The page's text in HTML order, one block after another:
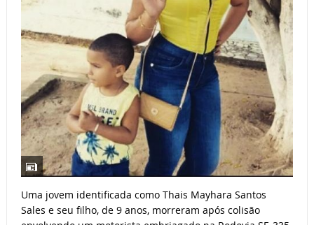
Uma jovem identificada como Thais Mayhara Santos
Sales e seu filho, de 9 anos, morreram após colisão